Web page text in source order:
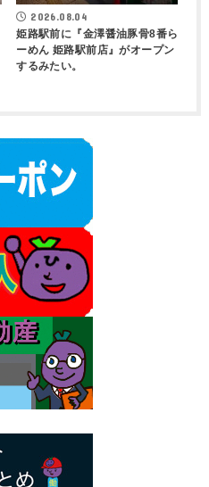
2026.08.04
姫路駅前に『金澤醤油豚骨8番ら
ーめん 姫路駅前店』がオープン
するみたい。